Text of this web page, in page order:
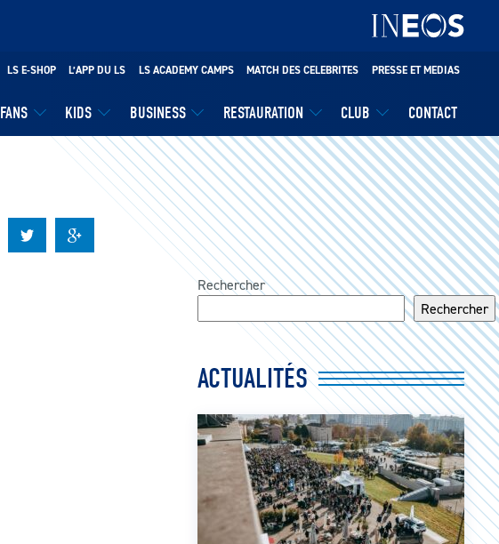
FANS KIDS BUSINESS RESTAURATION CLUB CONTACT
LS E-SHOP L’APP DU LS LS ACADEMY CAMPS MATCH DES CELEBRITES PRESSE ET MEDIAS
Rechercher
Rechercher
ACTUALITÉS